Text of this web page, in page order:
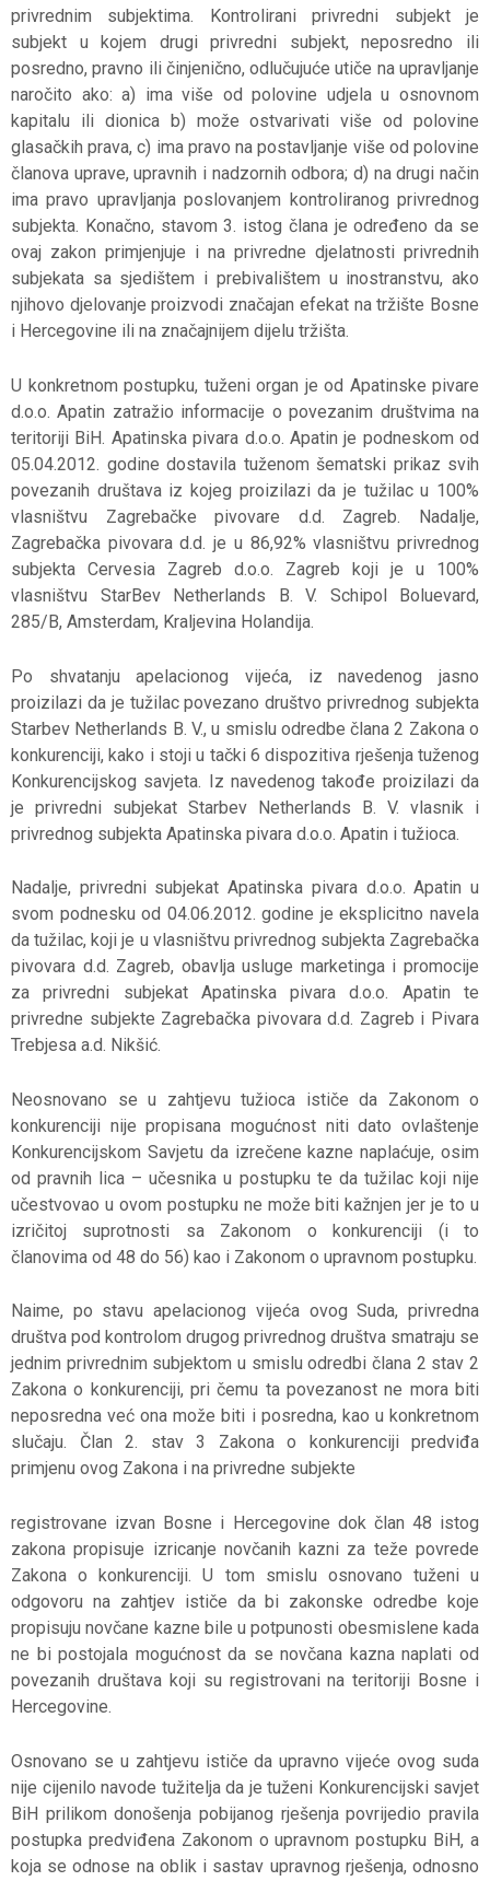
privrednim subjektima. Kontrolirani privredni subjekt je
subjekt u kojem drugi privredni subjekt, neposredno ili
posredno, pravno ili činjenično, odlučujuće utiče na upravljanje
naročito ako: a) ima više od polovine udjela u osnovnom
kapitalu ili dionica b) može ostvarivati više od polovine
glasačkih prava, c) ima pravo na postavljanje više od polovine
članova uprave, upravnih i nadzornih odbora; d) na drugi način
ima pravo upravljanja poslovanjem kontroliranog privrednog
subjekta. Konačno, stavom 3. istog člana je određeno da se
ovaj zakon primjenjuje i na privredne djelatnosti privrednih
subjekata sa sjedištem i prebivalištem u inostranstvu, ako
njihovo djelovanje proizvodi značajan efekat na tržište Bosne
i Hercegovine ili na značajnijem dijelu tržišta.
U konkretnom postupku, tuženi organ je od Apatinske pivare
d.o.o. Apatin zatražio informacije o povezanim društvima na
teritoriji BiH. Apatinska pivara d.o.o. Apatin je podneskom od
05.04.2012. godine dostavila tuženom šematski prikaz svih
povezanih društava iz kojeg proizilazi da je tužilac u 100%
vlasništvu Zagrebačke pivovare d.d. Zagreb. Nadalje,
Zagrebačka pivovara d.d. je u 86,92% vlasništvu privrednog
subjekta Cervesia Zagreb d.o.o. Zagreb koji je u 100%
vlasništvu StarBev Netherlands B. V. Schipol Boluevard,
285/B, Amsterdam, Kraljevina Holandija.
Po shvatanju apelacionog vijeća, iz navedenog jasno
proizilazi da je tužilac povezano društvo privrednog subjekta
Starbev Netherlands B. V., u smislu odredbe člana 2 Zakona o
konkurenciji, kako i stoji u tački 6 dispozitiva rješenja tuženog
Konkurencijskog savjeta. Iz navedenog takođe proizilazi da
je privredni subjekat Starbev Netherlands B. V. vlasnik i
privrednog subjekta Apatinska pivara d.o.o. Apatin i tužioca.
Nadalje, privredni subjekat Apatinska pivara d.o.o. Apatin u
svom podnesku od 04.06.2012. godine je eksplicitno navela
da tužilac, koji je u vlasništvu privrednog subjekta Zagrebačka
pivovara d.d. Zagreb, obavlja usluge marketinga i promocije
za privredni subjekat Apatinska pivara d.o.o. Apatin te
privredne subjekte Zagrebačka pivovara d.d. Zagreb i Pivara
Trebjesa a.d. Nikšić.
Neosnovano se u zahtjevu tužioca ističe da Zakonom o
konkurenciji nije propisana mogućnost niti dato ovlaštenje
Konkurencijskom Savjetu da izrečene kazne naplaćuje, osim
od pravnih lica – učesnika u postupku te da tužilac koji nije
učestvovao u ovom postupku ne može biti kažnjen jer je to u
izričitoj suprotnosti sa Zakonom o konkurenciji (i to
članovima od 48 do 56) kao i Zakonom o upravnom postupku.
Naime, po stavu apelacionog vijeća ovog Suda, privredna
društva pod kontrolom drugog privrednog društva smatraju se
jednim privrednim subjektom u smislu odredbi člana 2 stav 2
Zakona o konkurenciji, pri čemu ta povezanost ne mora biti
neposredna već ona može biti i posredna, kao u konkretnom
slučaju. Član 2. stav 3 Zakona o konkurenciji predviđa
primjenu ovog Zakona i na privredne subjekte
registrovane izvan Bosne i Hercegovine dok član 48 istog
zakona propisuje izricanje novčanih kazni za teže povrede
Zakona o konkurenciji. U tom smislu osnovano tuženi u
odgovoru na zahtjev ističe da bi zakonske odredbe koje
propisuju novčane kazne bile u potpunosti obesmislene kada
ne bi postojala mogućnost da se novčana kazna naplati od
povezanih društava koji su registrovani na teritoriji Bosne i
Hercegovine.
Osnovano se u zahtjevu ističe da upravno vijeće ovog suda
nije cijenilo navode tužitelja da je tuženi Konkurencijski savjet
BiH prilikom donošenja pobijanog rješenja povrijedio pravila
postupka predviđena Zakonom o upravnom postupku BiH, a
koja se odnose na oblik i sastav upravnog rješenja, odnosno